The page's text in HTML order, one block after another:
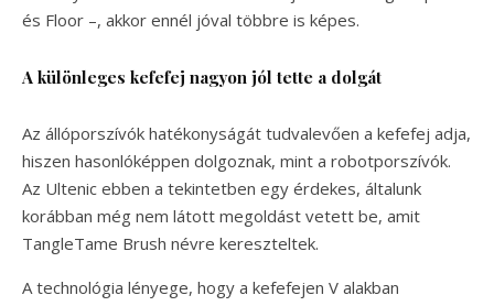
és Floor –, akkor ennél jóval többre is képes.
A különleges kefefej nagyon jól tette a dolgát
Az állóporszívók hatékonyságát tudvalevően a kefefej adja,
hiszen hasonlóképpen dolgoznak, mint a robotporszívók.
Az Ultenic ebben a tekintetben egy érdekes, általunk
korábban még nem látott megoldást vetett be, amit
TangleTame Brush névre kereszteltek.
A technológia lényege, hogy a kefefejen V alakban